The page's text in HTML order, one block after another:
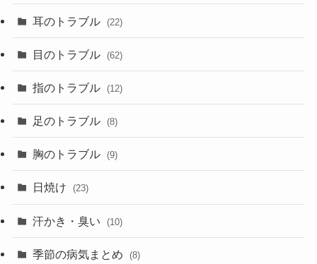
耳のトラブル (22)
目のトラブル (62)
指のトラブル (12)
足のトラブル (8)
胸のトラブル (9)
日焼け (23)
汗かき・臭い (10)
季節の病気まとめ (8)